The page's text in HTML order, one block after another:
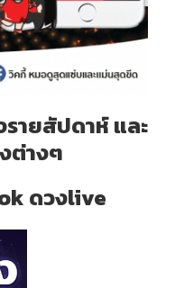
ายสัปดาห์ และ
ต่างๆ
ดวงlive